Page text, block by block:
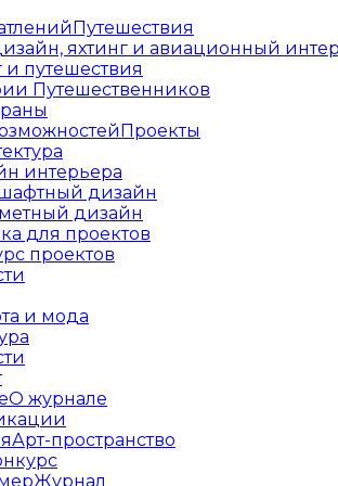
Путешествия
яхтинг и авиационный
и путешествия
Путешественников
Проекты
интерьера
дизайн
дизайн
для проектов
проектов
и мода
О журнале
Арт-пространство
Журнал